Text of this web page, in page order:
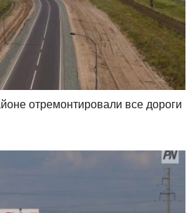
отремонтировали все дороги